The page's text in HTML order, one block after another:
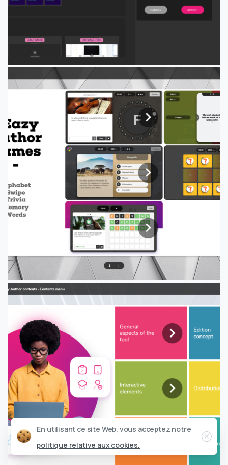
En utilisant ce site Web, vous acceptez notre
politique relative aux cookies.